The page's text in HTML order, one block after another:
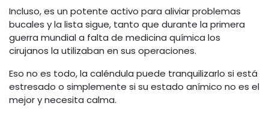
Incluso, es un potente activo para aliviar problemas
bucales y la lista sigue, tanto que durante la primera
guerra mundial a falta de medicina química los
cirujanos la utilizaban en sus operaciones.
Eso no es todo, la caléndula puede tranquilizarlo si está
estresado o simplemente si su estado anímico no es el
mejor y necesita calma.